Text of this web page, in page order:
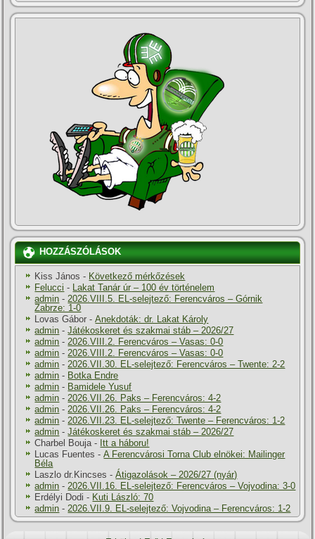
HOZZÁSZÓLÁSOK
Kiss János - Következő mérkőzések
Felucci - Lakat Tanár úr – 100 év történelem
admin - 2026.VIII.5. EL-selejtező: Ferencváros – Górnik
Zabrze: 1-0
Lovas Gábor -Anekdoták: dr. Lakat Károly
admin -Játékoskeret és szakmai stáb – 2026/27
admin - 2026.VIII.2. Ferencváros – Vasas: 0-0
admin - 2026.VIII.2. Ferencváros – Vasas: 0-0
admin - 2026.VII.30. EL-selejtező: Ferencváros – Twente: 2-2
admin - Botka Endre
admin - Bamidele Yusuf
admin - 2026.VII.26. Paks – Ferencváros: 4-2
admin - 2026.VII.26. Paks – Ferencváros: 4-2
admin - 2026.VII.23. EL-selejtező: Twente – Ferencváros: 1-2
admin -Játékoskeret és szakmai stáb – 2026/27
Charbel Bouja - Itt a háboru!
Lucas Fuentes -A Ferencvárosi Torna Club elnökei: Mailinger
Béla
Laszlo dr.Kincses -Átigazolások – 2026/27 (nyár)
admin - 2026.VII.16. EL-selejtező: Ferencváros – Vojvodina: 3-0
Erdélyi Dodi - Kuti László: 70
admin - 2026.VII.9. EL-selejtező: Vojvodina – Ferencváros: 1-2